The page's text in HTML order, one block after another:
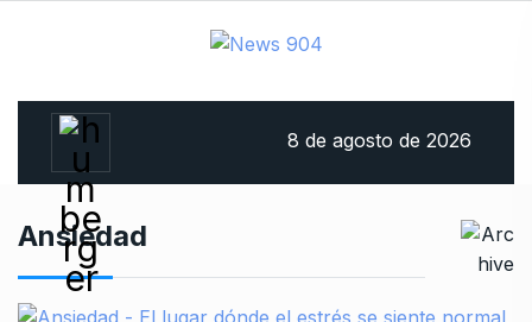
8 de agosto de 2026
Ansiedad